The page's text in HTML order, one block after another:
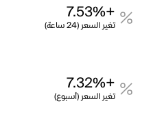
+7.53%
تغير السعر (24 ساعة)
+7.32%
تغير السعر (أسبوع)